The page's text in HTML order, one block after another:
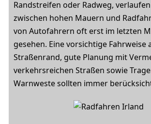
Randstreifen oder Radweg,
zwischen hohen Mauern und
von Autofahrern oft erst im letzten
gesehen. Eine vorsichtige Fahrweise
Straßenrand, gute Planung mit
verkehrsreichen Straßen sowie
Warnweste sollten immer